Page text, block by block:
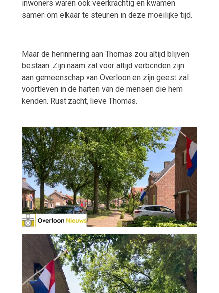
inwoners waren ook veerkrachtig en kwamen
samen om elkaar te steunen in deze moeilijke tijd.
Maar de herinnering aan Thomas zou altijd blijven
bestaan. Zijn naam zal voor altijd verbonden zijn
aan gemeenschap van Overloon en zijn geest zal
voortleven in de harten van de mensen die hem
kenden. Rust zacht, lieve Thomas.